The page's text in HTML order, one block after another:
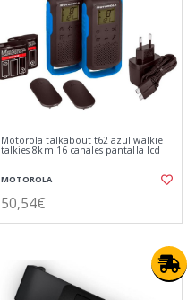
Motorola talkabout t62 azul walkie
talkies 8km 16 canales pantalla lcd
MOTOROLA
50,54€